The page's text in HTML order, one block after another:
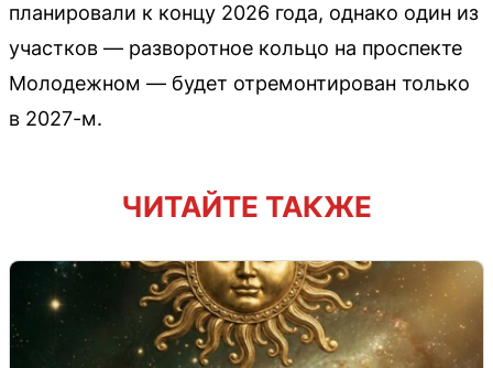
планировали к концу 2026 года, однако один из
участков — разворотное кольцо на проспекте
Молодежном — будет отремонтирован только
в 2027-м.
ЧИТАЙТЕ ТАКЖЕ